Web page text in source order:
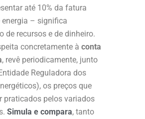
até 10% da fatura
energia – significa
de recursos e de dinheiro.
concretamente à conta
, revê periodicamente, junto
Reguladora dos
os preços que
praticados pelos variados
Simula e compara, tanto